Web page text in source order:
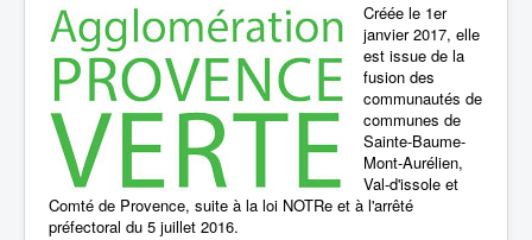
Découverte
Vie Municipale
Vie locale
Infos pratiques
Communication
Créée le 1er
janvier 2017, elle
est issue de la
fusion des
communautés de
communes de
Sainte-Baume-
Mont-Aurélien,
Val-d'issole et
Comté de Provence, suite à la loi NOTRe et à l'arrêté
préfectoral du 5 juillet 2016.